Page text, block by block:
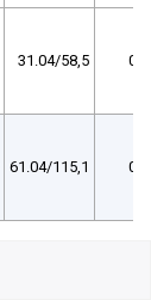
31.04/58,5 0
61.04/115,1 0